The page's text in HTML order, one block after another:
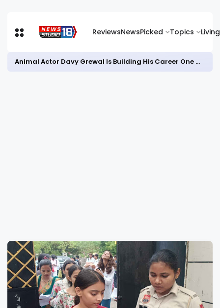
ReviewsNewsPicked Topics Living
Animal Actor Davy Grewal Is Building His Career One Role at a Time- from Courtrooms to Cinema